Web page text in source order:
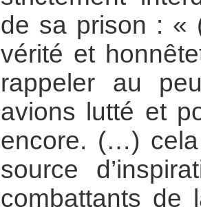
de sa prison :
vérité et
rappeler au
avions lutté et
encore. (…)
source
combattants de